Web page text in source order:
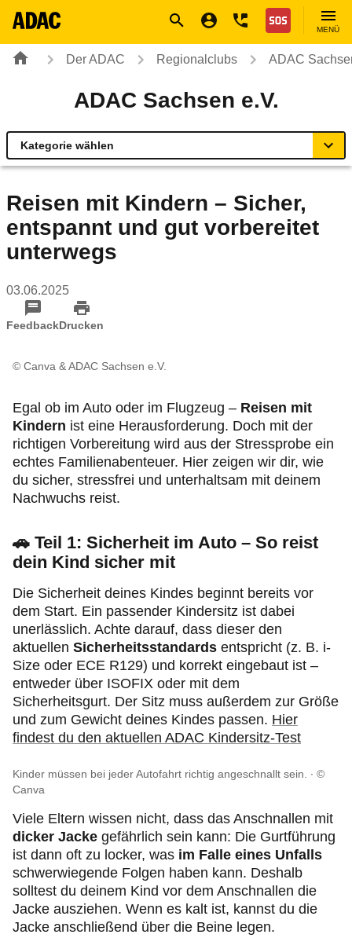
Nothilfe
MENÜ
Der ADAC Regionalclubs ADAC
ADAC Sachsen e.V.
Kategorie wählen
Ihr Kontakt zum ADAC Sachsen
Radservice-Stationen Sachsen
Reisen mit Kindern – Sicher,
entspannt und gut vorbereitet
unterwegs
03.06.2025
FeedbackDrucken
© Canva & ADAC Sachsen e.V.
Egal ob im Auto oder im Flugzeug – Reisen mit
Kindern ist eine Herausforderung. Doch mit der
richtigen Vorbereitung wird aus der Stressprobe ein
echtes Familienabenteuer. Hier zeigen wir dir, wie
du sicher, stressfrei und unterhaltsam mit deinem
Nachwuchs reist.
🚗 Teil 1: Sicherheit im Auto – So reist
dein Kind sicher mit
Die Sicherheit deines Kindes beginnt bereits vor
dem Start. Ein passender Kindersitz ist dabei
unerlässlich. Achte darauf, dass dieser den
aktuellen Sicherheitsstandards entspricht (z. B. i-
Size oder ECE R129) und korrekt eingebaut ist –
entweder über ISOFIX oder mit dem
Sicherheitsgurt. Der Sitz muss außerdem zur Größe
und zum Gewicht deines Kindes passen. Hier
findest du den aktuellen ADAC Kindersitz-Test
Kinder müssen bei jeder Autofahrt richtig angeschnallt sein.
©
Canva
Viele Eltern wissen nicht, dass das Anschnallen mit
dicker Jacke gefährlich sein kann: Die Gurtführung
ist dann oft zu locker, was im Falle eines Unfalls
schwerwiegende Folgen haben kann. Deshalb
solltest du deinem Kind vor dem Anschnallen die
Jacke ausziehen. Wenn es kalt ist, kannst du die
Jacke anschließend über die Beine legen.